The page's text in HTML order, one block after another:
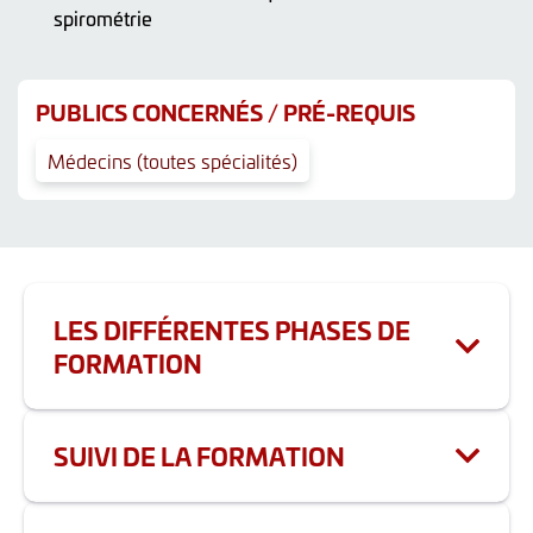
spirométrie
PUBLICS CONCERNÉS / PRÉ-REQUIS
Médecins (toutes spécialités)
LES DIFFÉRENTES PHASES DE
FORMATION
Phase 1 - 3.5h FC -Présentielle
Alternance de plénières avec exposés d'experts
SUIVI DE LA FORMATION